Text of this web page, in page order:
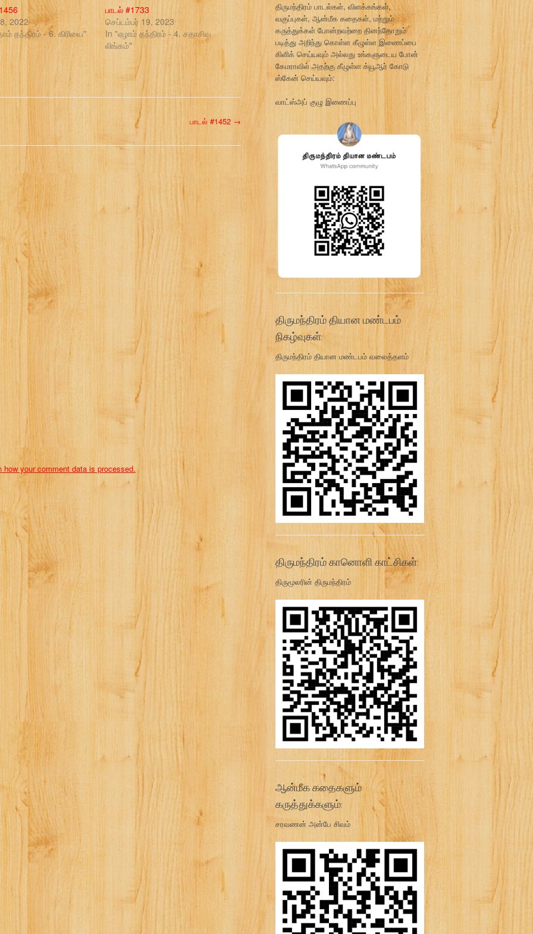
2022
தந்திரம் - 6. கிரியை"
பாடல் #1733
செப்டம்பர் 19, 2023
In "ஏழாம் தந்திரம் - 4. சதாசிவ
லிங்கம்"
பாடல் #1452 →
how your comment data is processed.
திருமந்திரம் பாடல்கள், விளக்கங்கள்,
வகுப்புகள், ஆன்மீக கதைகள், மற்றும்
கருத்துக்கள் போன்றவற்றை தினந்தோறும்
படித்து அறிந்து கொள்ள கீழுள்ள இணைப்பை
கிளிக் செய்யவும் அல்லது உங்களுடைய போன்
கேமராவில் அதற்கு கீழுள்ள க்யூஆர் கோடு
ஸ்கேன் செய்யவும்:
வாட்ஸ்அப் குழு இணைப்பு
திருமந்திரம் தியான மண்டபம்
நிகழ்வுகள்:
திருமந்திரம் தியான மண்டபம் வலைத்தளம்
திருமந்திரம் கானொளி காட்சிகள்:
திருமூலரின் திருமந்திரம்
ஆன்மீக கதைகளும்
கருத்துக்களும்:
சரவணன் அன்பே சிவம்